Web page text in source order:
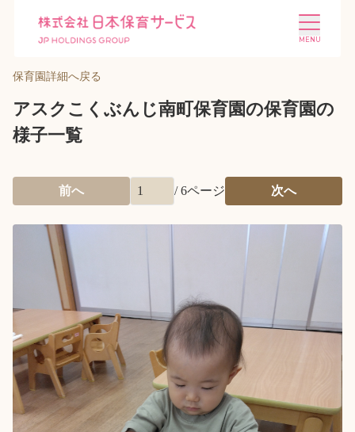
施設を探す 選ばれる理由
ニュース
投資家情報 採用情報
Language
保育園詳細へ戻る
アスクこくぶんじ南町保育園の保育園の
様子一覧
前へ /6ページ 次へ